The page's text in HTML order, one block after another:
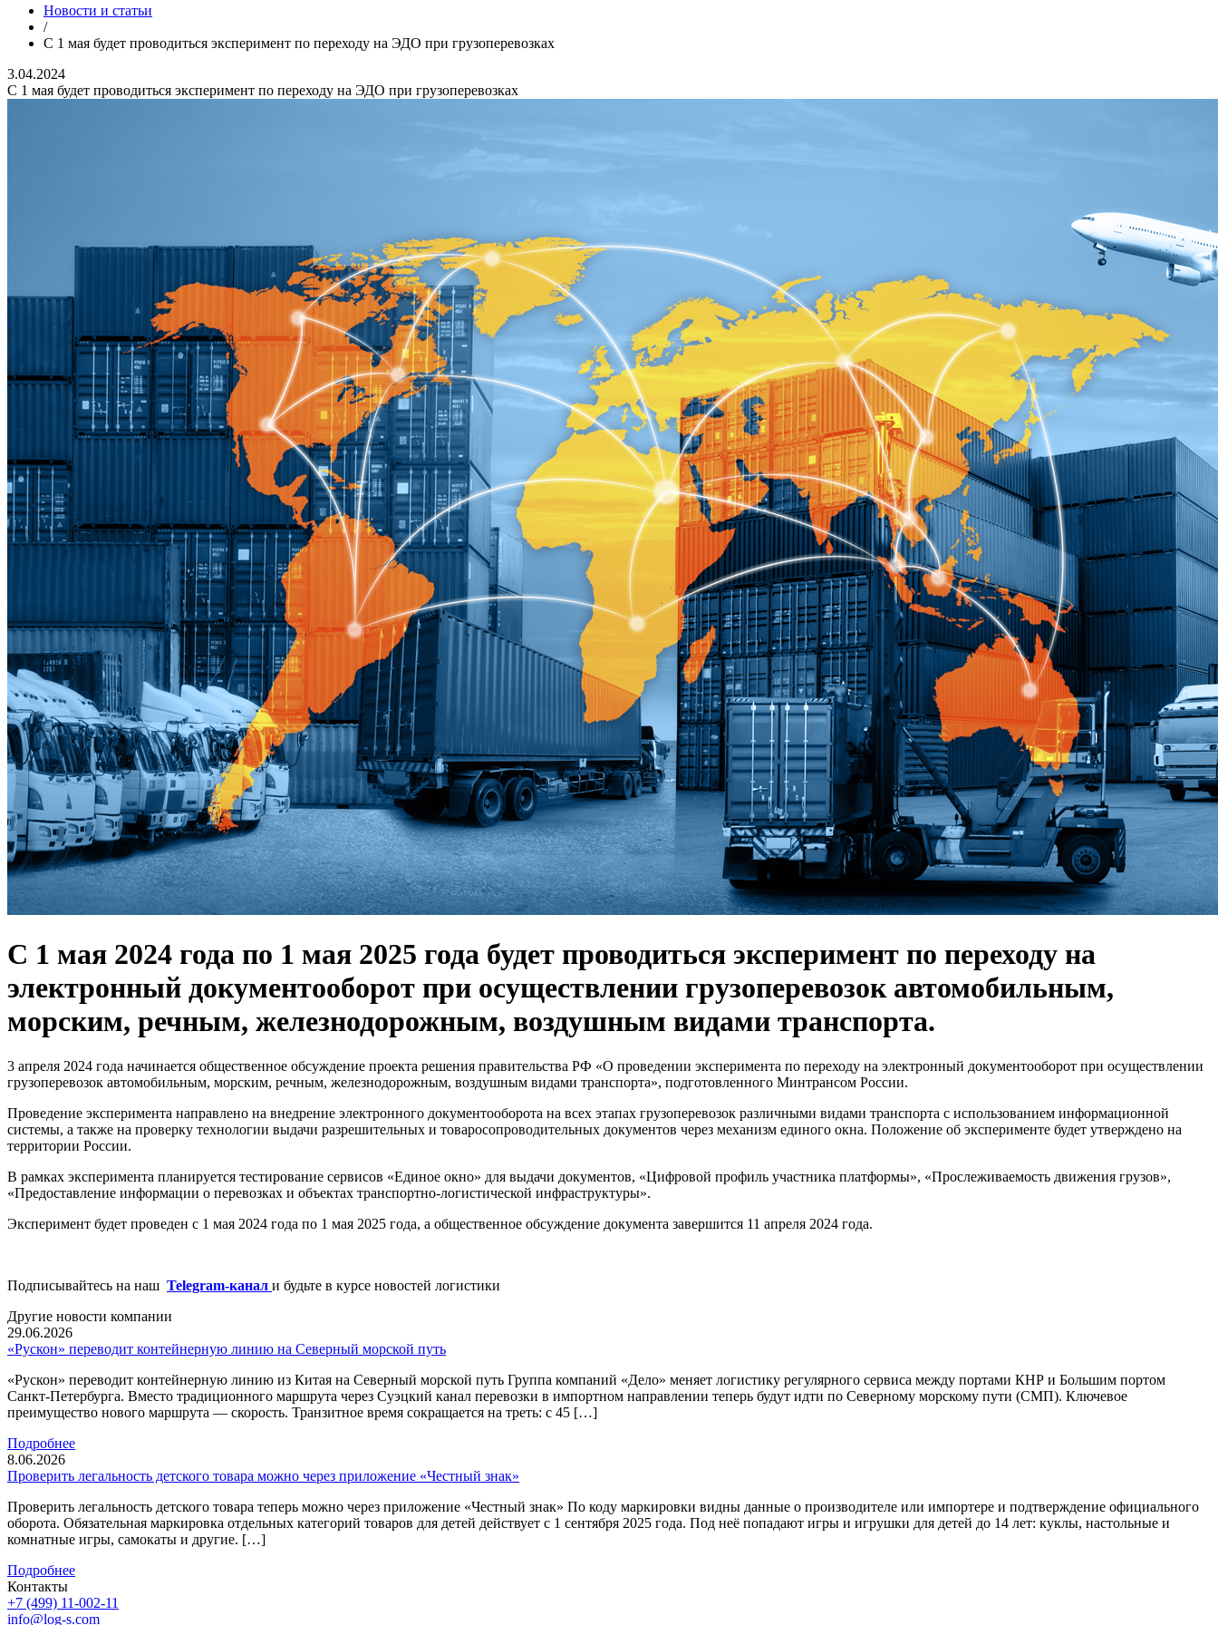
Новости и статьи
/
С 1 мая будет проводиться эксперимент по переходу на ЭДО при грузоперевозках
3.04.2024
С 1 мая будет проводиться эксперимент по переходу на ЭДО при грузоперевозках
С 1 мая 2024 года по 1 мая 2025 года будет проводиться эксперимент по переходу на
электронный документооборот при осуществлении грузоперевозок автомобильным,
морским, речным, железнодорожным, воздушным видами транспорта.
3 апреля 2024 года начинается общественное обсуждение проекта решения правительства РФ «О проведении эксперимента по переходу на электронный документооборот при осуществлении
грузоперевозок автомобильным, морским, речным, железнодорожным, воздушным видами транспорта», подготовленного Минтрансом России.
Проведение эксперимента направлено на внедрение электронного документооборота на всех этапах грузоперевозок различными видами транспорта с использованием информационной
системы, а также на проверку технологии выдачи разрешительных и товаросопроводительных документов через механизм единого окна. Положение об эксперименте будет утверждено на
территории России.
В рамках эксперимента планируется тестирование сервисов «Единое окно» для выдачи документов, «Цифровой профиль участника платформы», «Прослеживаемость движения грузов»,
«Предоставление информации о перевозках и объектах транспортно-логистической инфраструктуры».
Эксперимент будет проведен с 1 мая 2024 года по 1 мая 2025 года, а общественное обсуждение документа завершится 11 апреля 2024 года.
Подписывайтесь на наш Telegram-канал и будьте в курсе новостей логистики
Другие новости компании
29.06.2026
«Рускон» переводит контейнерную линию на Северный морской путь
«Рускон» переводит контейнерную линию из Китая на Северный морской путь Группа компаний «Дело» меняет логистику регулярного сервиса между портами КНР и Большим портом
Санкт-Петербурга. Вместо традиционного маршрута через Суэцкий канал перевозки в импортном направлении теперь будут идти по Северному морскому пути (СМП). Ключевое
преимущество нового маршрута — скорость. Транзитное время сокращается на треть: с 45 […]
Подробнее
8.06.2026
Проверить легальность детского товара можно через приложение «Честный знак»
Проверить легальность детского товара теперь можно через приложение «Честный знак» По коду маркировки видны данные о производителе или импортере и подтверждение официального
оборота. Обязательная маркировка отдельных категорий товаров для детей действует с 1 сентября 2025 года. Под неё попадают игры и игрушки для детей до 14 лет: куклы, настольные и
комнатные игры, самокаты и другие. […]
Подробнее
Контакты
+7 (499) 11-002-11
info@log-s.com